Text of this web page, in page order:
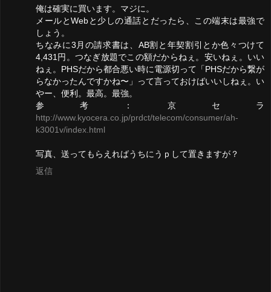
俺は確実に買います。マジに。
メールとWebと少しの通話とだったら、この端末は最強で
しょう。
ちなみに3月の請求書は、AB割と年契割引とか色々つけて
4,431円。つなぎ放題でこの額だからねぇ。安いねぇ。いい
ねぇ。PHSだから都合悪い時に電源切って「PHSだから繋が
らなかったんですかね〜」って言っておけばいいしねぇ。い
やー、便利。最高。最強。
参考：京セラ
http://www.kyocera.co.jp/prdct/telecom/consumer/ah-
k3001v/index.html
写真、送ってもらえればうちにうｐして置きますが？
返信